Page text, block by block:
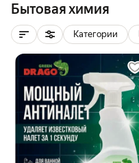
Бытовая химия
Категории